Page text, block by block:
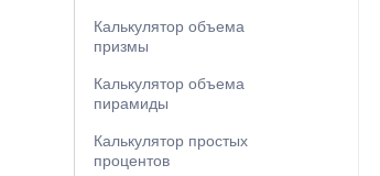
Калькулятор объема
призмы
Калькулятор объема
пирамиды
Калькулятор простых
процентов